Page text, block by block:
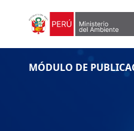
MÓDULO DE